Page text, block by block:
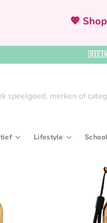
💖
🇧🇪🇳🇱
kleuren & schrijven
Lifestyle